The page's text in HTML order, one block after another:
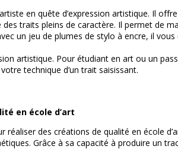
en quête d’expression artistique. Il
traits pleins de caractère. Il permet de
un jeu de plumes de stylo à encre, il
artistique. Pour étudiant en art ou un
technique d’un trait saisissant.
en école d’art
des créations de qualité en école
Grâce à sa capacité à produire un